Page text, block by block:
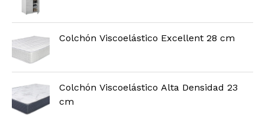
Colchón Viscoelástico Excellent 28 cm
Colchón Viscoelástico Alta Densidad 23
cm